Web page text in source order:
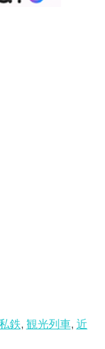
鉄, 観光列車, 近